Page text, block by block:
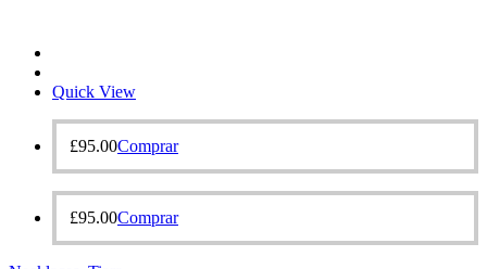
Quick View
£95.00Comprar
£95.00Comprar